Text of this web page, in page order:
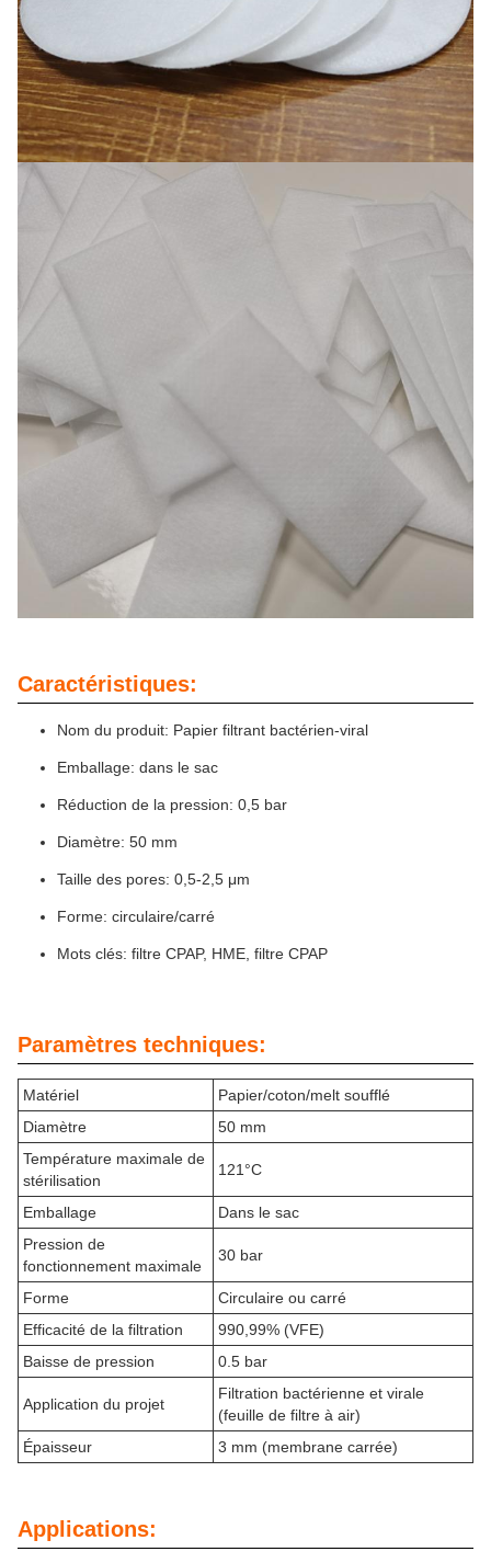
Caractéristiques:
Nom du produit: Papier filtrant bactérien-viral
Emballage: dans le sac
Réduction de la pression: 0,5 bar
Diamètre: 50 mm
Taille des pores: 0,5-2,5 μm
Forme: circulaire/carré
Mots clés: filtre CPAP, HME, filtre CPAP
Paramètres techniques:
Matériel
Papier/coton/melt soufflé
Diamètre
50 mm
Température maximale de
stérilisation
121°C
Emballage
Dans le sac
Pression de
fonctionnement maximale
30 bar
Forme
Circulaire ou carré
Efficacité de la filtration
990,99% (VFE)
Baisse de pression
0.5 bar
Application du projet
Filtration bactérienne et virale
(feuille de filtre à air)
Épaisseur
3 mm (membrane carrée)
Applications: